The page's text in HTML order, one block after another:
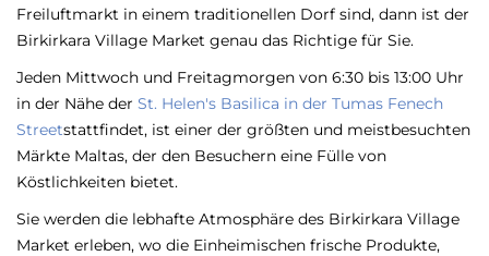
Freiluftmarkt in einem traditionellen Dorf sind, dann ist der
Birkirkara Village Market genau das Richtige für Sie.
Jeden Mittwoch und Freitagmorgen von 6:30 bis 13:00 Uhr
in der Nähe der St. Helen's Basilica in der Tumas Fenech
Streetstattfindet, ist einer der größten und meistbesuchten
Märkte Maltas, der den Besuchern eine Fülle von
Köstlichkeiten bietet.
Sie werden die lebhafte Atmosphäre des Birkirkara Village
Market erleben, wo die Einheimischen frische Produkte,